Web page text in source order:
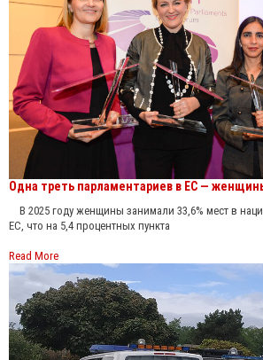
Одна треть парламентариев в ЕС —
В 2025 году женщины занимали 33,6% мест в
ЕС, что на 5,4 процентных пункта
Read More